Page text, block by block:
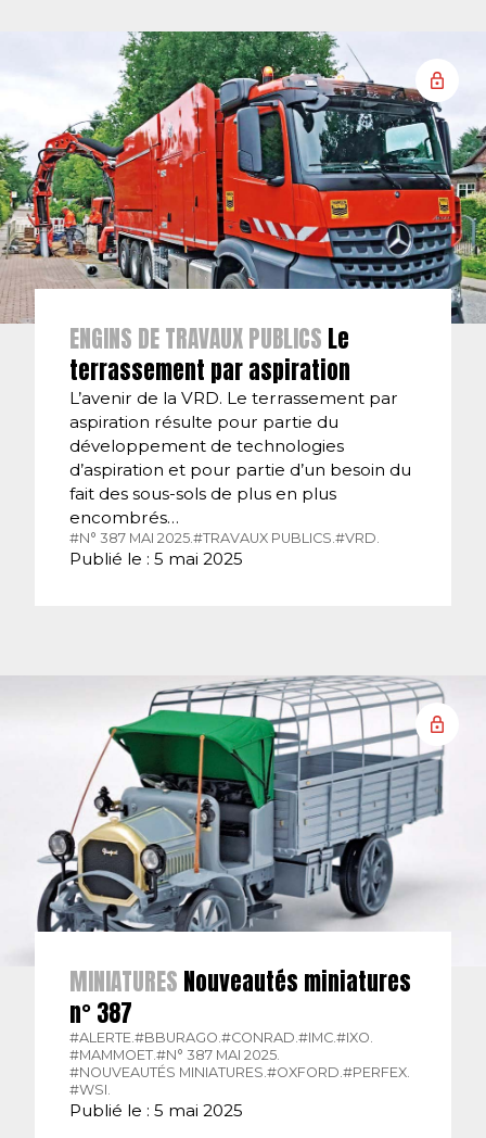
ENGINS DE TRAVAUX PUBLICS Le
terrassement par aspiration
L’avenir de la VRD. Le terrassement par
aspiration résulte pour partie du
développement de technologies
d’aspiration et pour partie d’un besoin du
fait des sous-sols de plus en plus
encombrés…
#N° 387 MAI 2025. #TRAVAUX PUBLICS. #VRD.
Publié le : 5 mai 2025
MINIATURES Nouveautés miniatures
n° 387
#ALERTE.#BBURAGO.#CONRAD.#IMC.#IXO.
#MAMMOET.#N° 387 MAI 2025.
#NOUVEAUTÉS MINIATURES.#OXFORD.#PERFEX.
#WSI.
Publié le : 5 mai 2025